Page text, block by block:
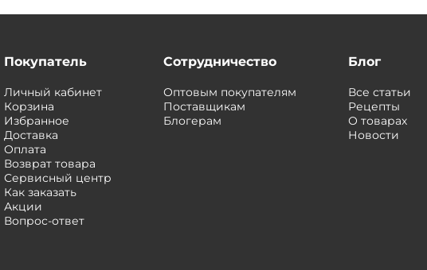
Покупатель
Личный кабинет
Корзина
Избранное
Доставка
Оплата
Возврат товара
Сервисный центр
Как заказать
Акции
Вопрос-ответ
Сотрудничество
Оптовым покупателям
Поставщикам
Блогерам
Блог
Все статьи
Рецепты
О товарах
Новости